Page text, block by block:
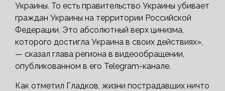
Украины. То есть правительство Украины убивает
граждан Украины на территории Российской
Федерации. Это абсолютный верх цинизма,
которого достигла Украина в своих действиях»,
— сказал глава региона в видеообращении,
опубликованном в его Telegram-канале.
Как отметил Гладков, жизни пострадавших ничто